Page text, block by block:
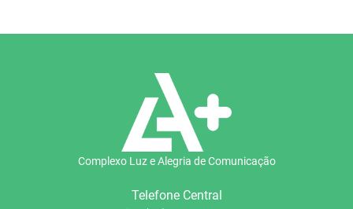
Complexo Luz e Alegria de Comunicação
Telefone Central